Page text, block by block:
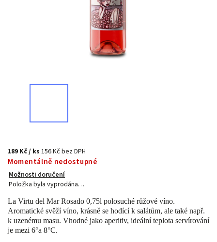
189 Kč/ ks 156 Kč bez DPH
Momentálně nedostupné
Možnosti doručení
Položka byla vyprodána…
La Virtu del Mar Rosado 0,75l polosuché růžové víno.
Aromatické svěží víno, krásně se hodící k salátům, ale také např.
k uzenému masu. Vhodné jako aperitiv, ideální teplota servírování
je mezi 6°a 8°C.